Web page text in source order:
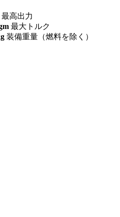
最高出力
最大トルク
装備重量（燃料を除く）